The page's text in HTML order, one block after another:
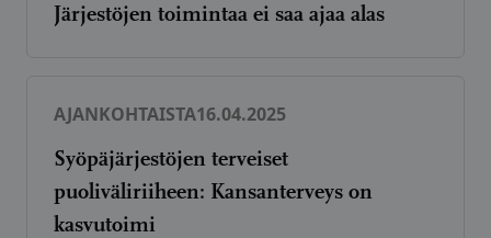
Järjestöjen toimintaa ei saa ajaa alas
AJANKOHTAISTA16.04.2025
Syöpäjärjestöjen terveiset
puoliväliriiheen: Kansanterveys on
kasvutoimi